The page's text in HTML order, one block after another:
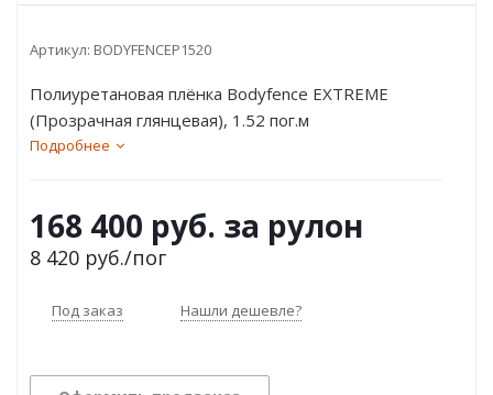
Артикул: BODYFENCEP1520
Полиуретановая плёнка Bodyfence EXTREME
(Прозрачная глянцевая), 1.52 пог.м
Подробнее
168 400 руб. за рулон
8 420 руб./пог
Под заказ Нашли дешевле?